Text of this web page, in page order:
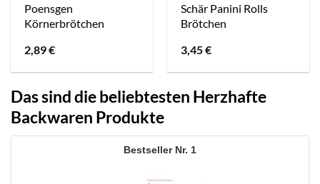
Poensgen
Körnerbrötchen
2,89€
Schär Panini Rolls
Brötchen
3,45€
Das sind die beliebtesten Herzhafte
Backwaren Produkte
1